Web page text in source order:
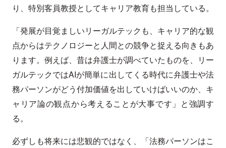
り、特別客員教授としてキャリア教育も担当している。
「発展が目覚ましいリーガルテックも、キャリア的な観
点からはテクノロジーと人間との競争と捉える向きもあ
ります。例えば、昔は弁護士が調べていたものを、リー
ガルテックではAIが簡単に出してくる時代に弁護士や法
務パーソンがどう付加価値を出していけばいいのか、キ
ャリア論の観点から考えることが大事です」と強調す
る。
必ずしも将来には悲観的ではなく、「法務パーソンはこ